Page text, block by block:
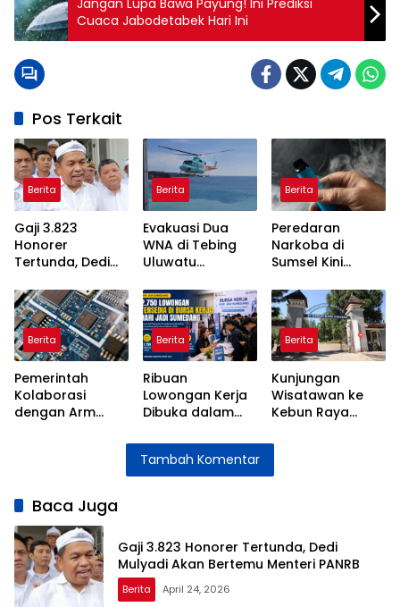
Cuaca Jabodetabek Hari Ini
Pos Terkait
Berita
Gaji 3.823
Honorer
Tertunda, Dedi
Bertemu Menteri
PANRB
Berita
Evakuasi Dua
WNA di Tebing
Uluwatu
Akses Curam
Berita
Peredaran
Narkoba di
Sumsel Kini
Lewat Vape,
Kenali Tanda-
Tandanya
Berita
Pemerintah
Kolaborasi
dengan Arm
Berita
Ribuan
Lowongan Kerja
Dibuka dalam
Jadi Sumedang
Berita
Kunjungan
Wisatawan ke
Kebun Raya
Meningkat
Perubahan
Tambah Komentar
Baca Juga
Gaji 3.823 Honorer Tertunda, Dedi
Mulyadi Akan Bertemu Menteri PANRB
Berita April 24, 2026